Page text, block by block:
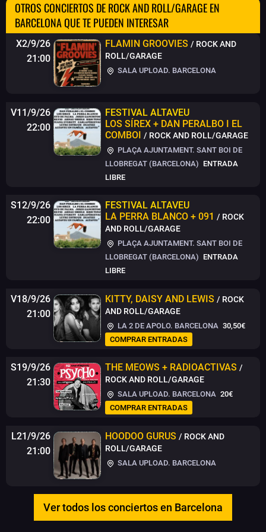
OTROS CONCIERTOS DE ROCK AND ROLL/GARAGE EN
BARCELONA QUE TE PUEDEN INTERESAR
X2/9/26
21:00
FLAMIN GROOVIES / ROCK AND
ROLL/GARAGE
SALA UPLOAD. BARCELONA
V11/9/26
22:00
FESTIVAL ALTAVEU
LOS SÍREX + DAN PERALBO I EL
COMBOI / ROCK AND ROLL/GARAGE
PLAÇA AJUNTAMENT. SANT BOI DE
LLOBREGAT (BARCELONA) ENTRADA
LIBRE
S12/9/26
22:00
FESTIVAL ALTAVEU
LA PERRA BLANCO + 091 / ROCK
AND ROLL/GARAGE
PLAÇA AJUNTAMENT. SANT BOI DE
LLOBREGAT (BARCELONA) ENTRADA
LIBRE
V18/9/26
21:00
KITTY, DAISY AND LEWIS / ROCK
AND ROLL/GARAGE
LA 2 DE APOLO. BARCELONA 30,50€
COMPRAR ENTRADAS
S19/9/26
21:30
THE MEOWS + RADIOACTIVAS /
ROCK AND ROLL/GARAGE
SALA UPLOAD. BARCELONA 20€
COMPRAR ENTRADAS
L21/9/26
21:00
HOODOO GURUS / ROCK AND
ROLL/GARAGE
SALA UPLOAD. BARCELONA
Ver todos los conciertos en Barcelona